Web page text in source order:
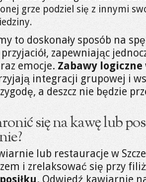
grze podziel się z innymi
to doskonały sposób na
zapewniając
emocje. Zabawy logiczne
integracji grupowej i
a deszcz nie będzie
się na kawę lub
lub restauracje w
i zrelaksować się przy
posiłku. Odwiedź kawiarnie